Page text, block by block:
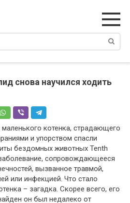
снова научился ходить
котенка, страдающего
и упорством спасли
бездомных животных Tenth
сопровождающееся
вызванное травмой,
или инфекцией. Что стало
– загадка. Скорее всего, его
он был недалеко от